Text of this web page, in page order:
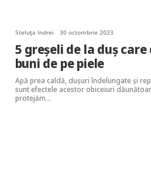
Steluța Indrei 30 octombrie 2023
5 greșeli de la duș
buni de pe piele
Apă prea caldă, dușuri îndelungate și
sunt efectele acestor obiceiuri
protejăm…